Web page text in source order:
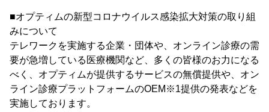
■オプティムの新型コロナウイルス感染拡大対策の取り組
みについて
テレワークを実施する企業・団体や、オンライン診療の需
要が急増している医療機関など、多くの皆様のお力になる
べく、オプティムが提供するサービスの無償提供や、オン
ライン診療プラットフォームのOEM※1提供の発表などを
実施しております。